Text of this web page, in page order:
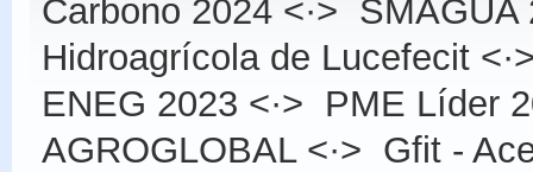
Carbono 2024 <·> SMAGUA
Hidroagrícola de Lucefecit
ENEG 2023 <·> PME Líder
AGROGLOBAL<·> Gfit -